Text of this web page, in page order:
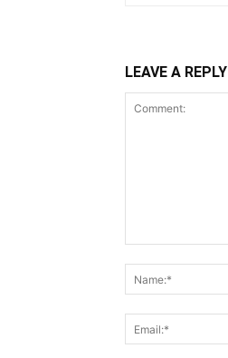
LEAVE A REPLY